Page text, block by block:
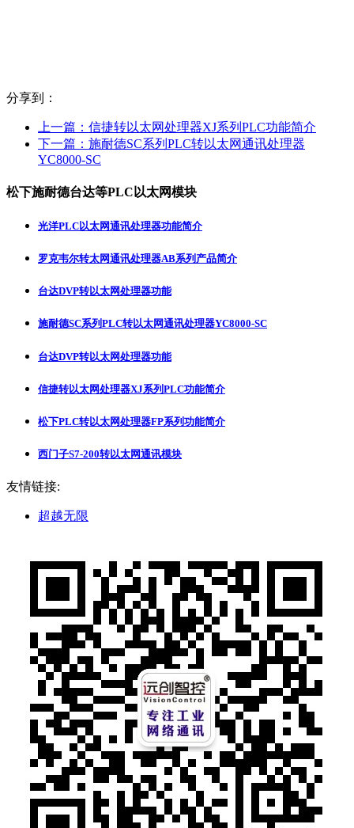
分享到：
上一篇： 信捷转以太网处理器XJ系列PLC功能简介
下一篇： 施耐德SC系列PLC转以太网通讯处理器
YC8000-SC
松下施耐德台达等PLC以太网模块
光洋PLC以太网通讯处理器功能简介
罗克韦尔转太网通讯处理器AB系列产品简介
台达DVP转以太网处理器功能
施耐德SC系列PLC转以太网通讯处理器YC8000-SC
台达DVP转以太网处理器功能
信捷转以太网处理器XJ系列PLC功能简介
松下PLC转以太网处理器FP系列功能简介
西门子S7-200转以太网通讯模块
友情链接:
超越无限